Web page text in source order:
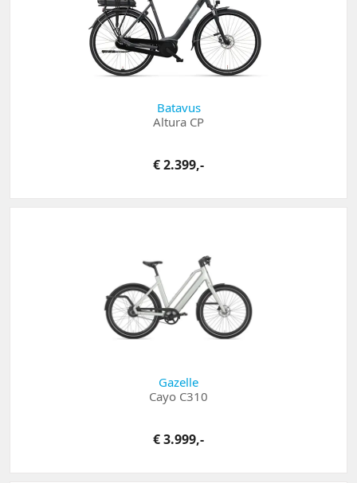
Batavus
Altura CP
€ 2.399,-
Gazelle
Cayo C310
€ 3.999,-